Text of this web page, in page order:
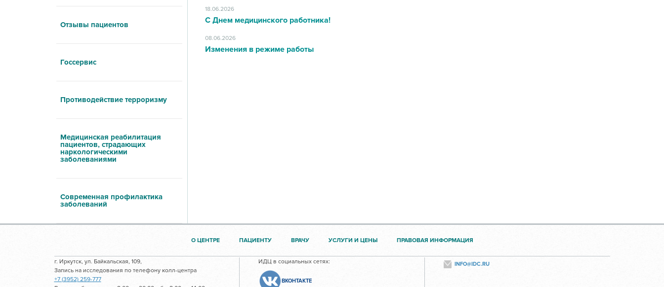
Отзывы пациентов
Госсервис
Противодействие терроризму
Медицинская реабилитация
пациентов, страдающих
наркологическими
заболеваниями
Современная профилактика
заболеваний
18.06.2026
С Днем медицинского работника!
08.06.2026
Изменения в режиме работы
О ЦЕНТРЕ ПАЦИЕНТУ ВРАЧУ УСЛУГИ И ЦЕНЫ ПРАВОВАЯ ИНФОРМАЦИЯ
г. Иркутск, ул. Байкальская, 109,
Запись на исследования по телефону колл-центра
+7 (3952) 259-777
ИДЦ в социальных сетях:
ВКОНТАКТЕ
INFO@IDC.RU